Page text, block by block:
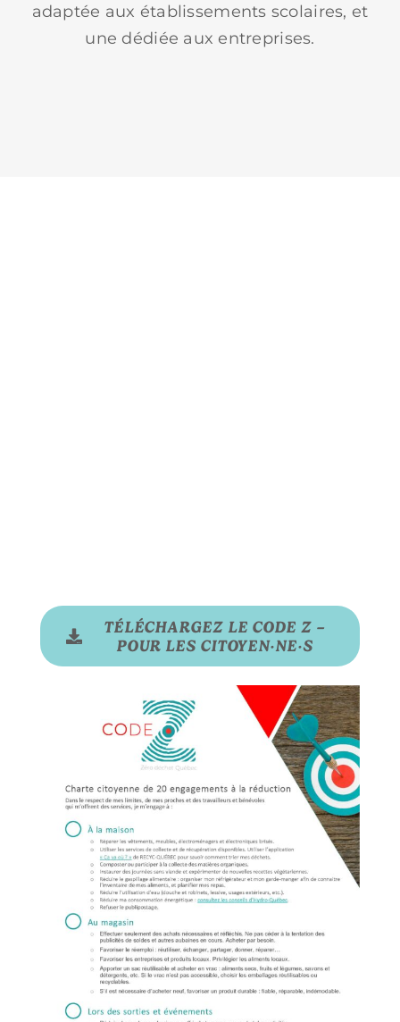
adaptée aux établissements scolaires, et
une dédiée aux entreprises.
TÉLÉCHARGEZ LE CODE Z –
POUR LES CITOYEN·NE·S